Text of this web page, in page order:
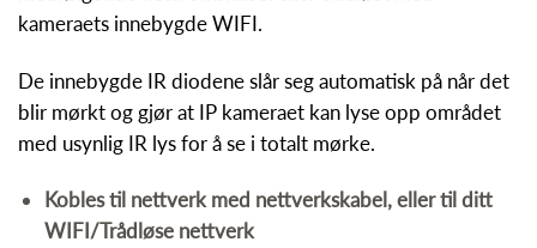
kameraets innebygde WIFI.
De innebygde IR diodene slår seg automatisk på når det
blir mørkt og gjør at IP kameraet kan lyse opp området
med usynlig IR lys for å se i totalt mørke.
Kobles til nettverk med nettverkskabel, eller til ditt
WIFI/Trådløse nettverk